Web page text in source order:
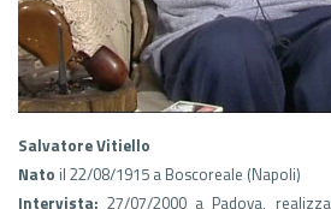
Salvatore Vitiello
Nato il 22/08/1915 a Boscoreale (Napoli)
Intervista:27/07/2000 a Padova,